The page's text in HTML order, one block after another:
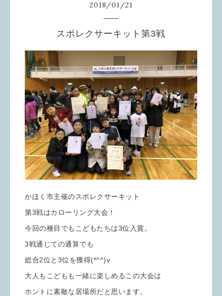
2018/01/21
スポレクサーキット第3戦
かほく市主催のスポレクサーキット
第3戦はカローリング大会！
今回の種目でもこどもたちは3位入賞。
3戦通じての通算でも
総合2位と3位を獲得(*^^)v
大人もこどもも一緒に楽しめるこの大会は
ホントに素敵な居場所だと思います。